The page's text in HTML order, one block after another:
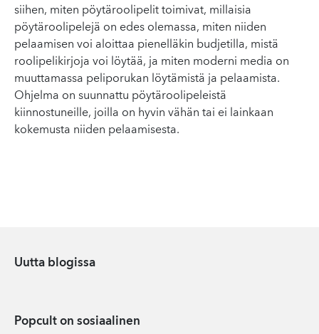
siihen, miten pöytäroolipelit toimivat, millaisia
pöytäroolipelejä on edes olemassa, miten niiden
pelaamisen voi aloittaa pienelläkin budjetilla, mistä
roolipelikirjoja voi löytää, ja miten moderni media on
muuttamassa peliporukan löytämistä ja pelaamista.
Ohjelma on suunnattu pöytäroolipeleistä
kiinnostuneille, joilla on hyvin vähän tai ei lainkaan
kokemusta niiden pelaamisesta.
Uutta blogissa
Popcult on sosiaalinen